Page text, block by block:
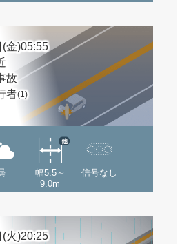
金)05:55
故
者(1)
幅5.5～
9.0m
他
信号なし
火)20:25